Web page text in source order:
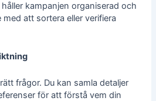
kampanjen organiserad och
att sortera eller verifiera
frågor. Du kan samla detaljer
för att förstå vem din